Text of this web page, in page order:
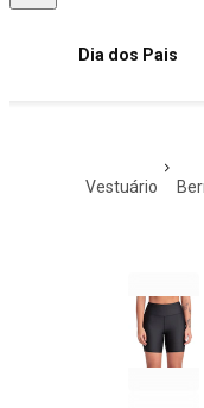
Dia dos Pais
vestuário